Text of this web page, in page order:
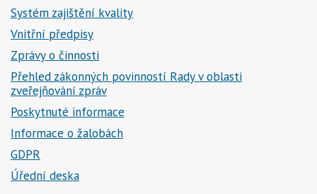
Systém zajištění kvality
Vnitřní předpisy
Zprávy o činnosti
Přehled zákonných povinností Rady v oblasti
zveřejňování zpráv
Poskytnuté informace
Informace o žalobách
GDPR
Úřední deska